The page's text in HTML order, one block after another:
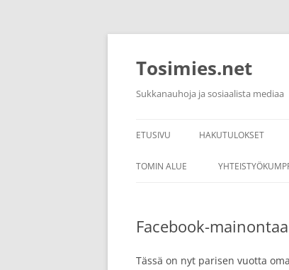
Siirry
Tosimies.net
Sukkanauhoja ja sosiaalista mediaa
ETUSIVU HAKUTULOKSET
TOMIN ALUE
Facebook-mainontaa
Tässä on nyt parisen vuotta